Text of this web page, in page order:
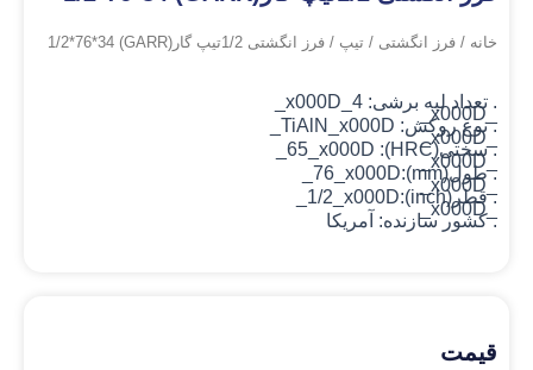
خانه / فرز انگشتی / تیپ / فرز انگشتی 1/2تیپ گار(GARR) 1/2*76*34
. تعداد لبه برشی: 4_x000D_
_x000D_
. نوع روکش: TiAlN _x000D_
_x000D_
. سختی(HRC): 65_x000D_
_x000D_
. طول(mm):76_x000D_
_x000D_
. قطر(inch):1/2_x000D_
_x000D_
. کشور سازنده: آمریکا
قیمت